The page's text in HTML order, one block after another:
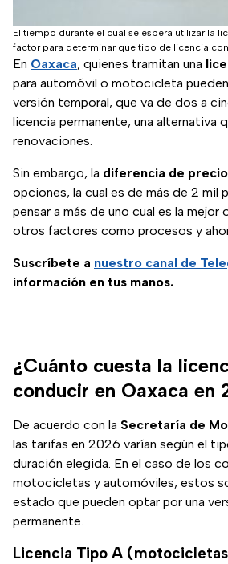
El tiempo durante el cual se espera utilizar la
factor para determinar que tipo de licencia
En Oaxaca, quienes tramitan una
para automóvil o motocicleta
versión temporal, que va de dos a
licencia permanente, una alternativa
renovaciones.
Sin embargo, la diferencia de
opciones, la cual es de más de 2 mil
pensar a más de uno cual es la
otros factores como procesos y
Suscríbete a nuestro canal de
información en tus manos.
¿Cuánto cuesta la
conducir en Oaxaca en
De acuerdo con la Secretaría de
las tarifas en 2026 varían según el
duración elegida. En el caso de los
motocicletas y automóviles, estos
estado que pueden optar por una
permanente.
Licencia Tipo A